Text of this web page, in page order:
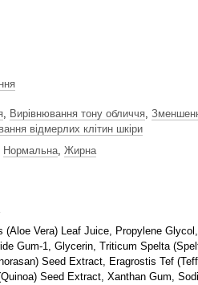
, Вирівнювання тону обличчя,
відмерлих клітин шкіри
Нормальна, Жирна
(Aloe Vera) Leaf Juice, Propylene
Gum-1, Glycerin, Triticum Spelta
Seed Extract, Eragrostis Tef
Seed Extract, Xanthan Gum,